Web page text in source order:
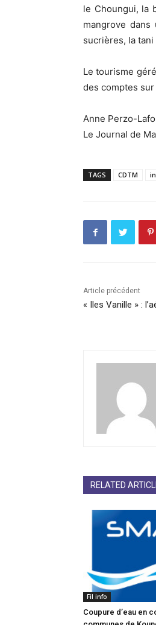
le Choungui, la
mangrove
sucrières, la
Le tourisme
des comptes
Anne Perzo-
Le Journal de
TAGS CDTM
Article précédent
« Iles Vanille » :
RELATED
Fil info
Coupure d’eau en